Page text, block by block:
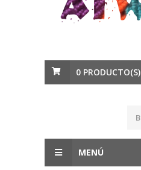
0 PRODUCTO(S)
MENÚ